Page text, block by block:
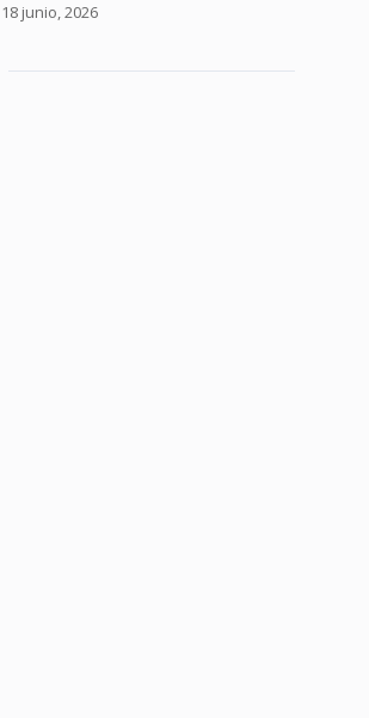
18 junio, 2026